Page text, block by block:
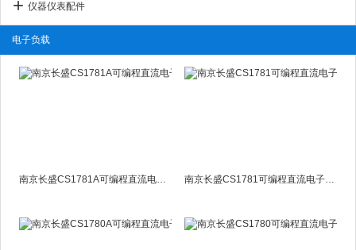
仪器仪表配件
电子负载
南京长盛CS1781A可编程直流电子负载 南京长盛CS1781可编程直流电子负载